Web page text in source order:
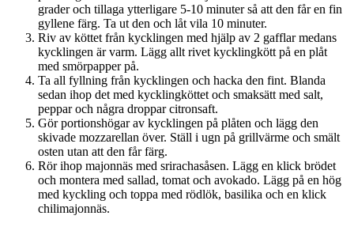
grader och tillaga ytterligare 5-10 minuter så att den får en fin
gyllene färg. Ta ut den och låt vila 10 minuter.
Riv av köttet från kycklingen med hjälp av 2 gafflar medans
kycklingen är varm. Lägg allt rivet kycklingkött på en plåt
med smörpapper på.
Ta all fyllning från kycklingen och hacka den fint. Blanda
sedan ihop det med kycklingköttet och smaksätt med salt,
peppar och några droppar citronsaft.
Gör portionshögar av kycklingen på plåten och lägg den
skivade mozzarellan över. Ställ i ugn på grillvärme och smält
osten utan att den får färg.
Rör ihop majonnäs med srirachasåsen. Lägg en klick brödet
och montera med sallad, tomat och avokado. Lägg på en hög
med kyckling och toppa med rödlök, basilika och en klick
chilimajonnäs.